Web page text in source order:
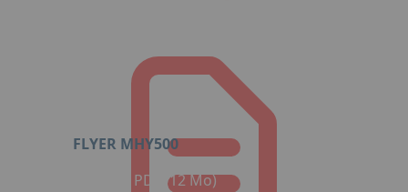
FLYER MHY500
Format : PDF (12 Mo)